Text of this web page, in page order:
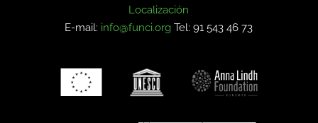
Localización
E-mail: info@funci.org Tel: 91 543 46 73